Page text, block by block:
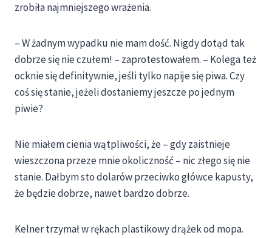
zrobiła najmniejszego wrażenia.
– W żadnym wypadku nie mam dość. Nigdy dotąd tak
dobrze się nie czułem! – zaprotestowałem. – Kolega też
ocknie się definitywnie, jeśli tylko napije się piwa. Czy
coś się stanie, jeżeli dostaniemy jeszcze po jednym
piwie?
Nie miałem cienia wątpliwości, że – gdy zaistnieje
wieszczona przeze mnie okoliczność – nic złego się nie
stanie. Dałbym sto dolarów przeciwko główce kapusty,
że będzie dobrze, nawet bardzo dobrze.
Kelner trzymał w rękach plastikowy drążek od mopa.